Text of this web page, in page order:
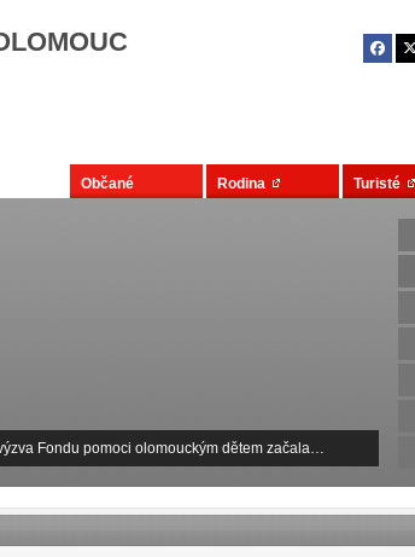
Občané Rodina Turisté
Fondu pomoci olomouckým dětem začala…